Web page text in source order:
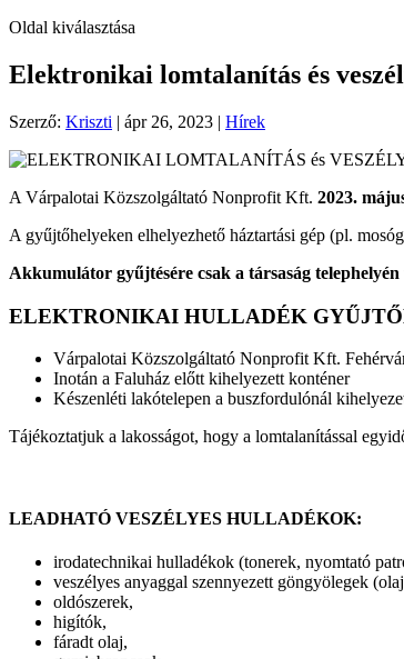
Oldal kiválasztása
Elektronikai lomtalanítás és
Szerző: Kriszti | ápr 26, 2023 | Hírek
A Várpalotai Közszolgáltató Nonprofit Kft. 2023.
A gyűjtőhelyeken elhelyezhető háztartási gép (pl.
Akkumulátor gyűjtésére csak a társaság telephelyén
ELEKTRONIKAI HULLADÉK
Várpalotai Közszolgáltató Nonprofit Kft.
Inotán a Faluház előtt kihelyezett konténer
Készenléti lakótelepen a buszfordulónál
Tájékoztatjuk a lakosságot, hogy a lomtalanítással
LEADHATÓ VESZÉLYES HULLADÉKOK:
irodatechnikai hulladékok (tonerek, nyomtató
veszélyes anyaggal szennyezett göngyölegek
oldószerek,
higítók,
fáradt olaj,